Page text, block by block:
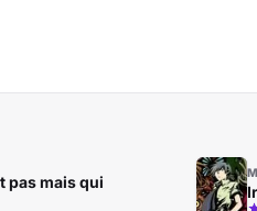
pas mais qui